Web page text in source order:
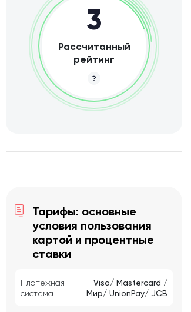
3
Рассчитанный
рейтинг
Тарифы: основные
условия пользования
картой и процентные
ставки
Платежная
система
Visa/ Mastercard /
Мир/ UnionPay/ JCB